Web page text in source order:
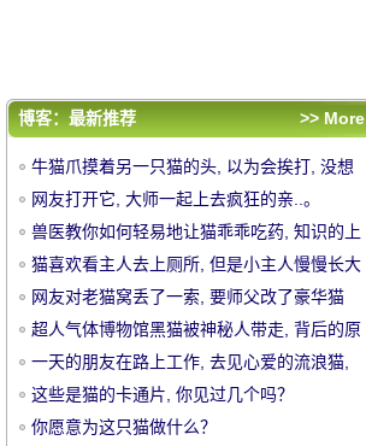
中
评论排行
升.....。
猫喜欢看主人去上厕所, 但是小主人慢慢长大
了, 猫不做这件事, 因为.....。
网友对老猫窝丢了一索, 要师父改了豪华猫
爬, 可是.....。
超人气体博物馆黑猫被神秘人带走, 背后的原
因是..。
一天的朋友在路上工作, 去见心爱的流浪猫,
但这只猫太长了.....。
这些是猫的卡通片, 你见过几个吗？
你愿意为这只猫做什么？
博客：最新推荐 >> More
牛猫爪摸着另一只猫的头, 以为会挨打, 没想
到.....。
网友打开它, 大师一起上去疯狂的亲..。
兽医教你如何轻易地让猫乖乖吃药, 知识的上
升.....。
猫喜欢看主人去上厕所, 但是小主人慢慢长大
了, 猫不做这件事, 因为.....。
网友对老猫窝丢了一索, 要师父改了豪华猫
爬, 可是.....。
超人气体博物馆黑猫被神秘人带走, 背后的原
因是..。
一天的朋友在路上工作, 去见心爱的流浪猫,
但这只猫太长了.....。
这些是猫的卡通片, 你见过几个吗？
你愿意为这只猫做什么？